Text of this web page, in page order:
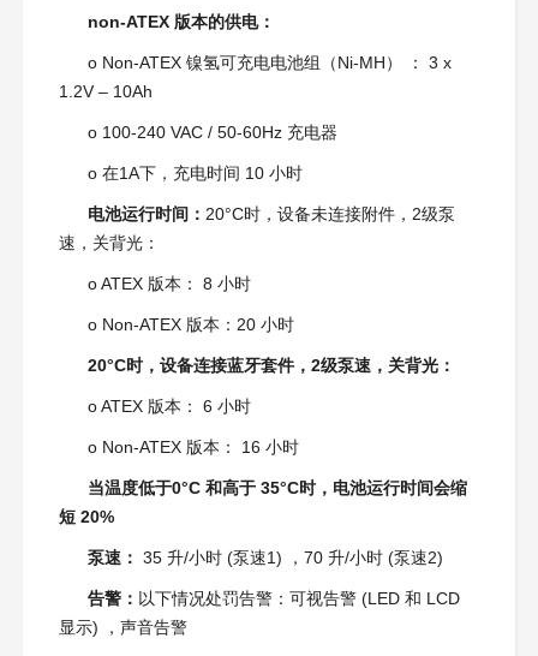
non-ATEX 版本的供电：
o Non-ATEX 镍氢可充电电池组（Ni-MH） ： 3 x
1.2V – 10Ah
o 100-240 VAC / 50-60Hz 充电器
o 在1A下，充电时间 10 小时
电池运行时间： 20°C时，设备未连接附件，2级泵
速，关背光：
o ATEX 版本： 8 小时
o Non-ATEX 版本：20 小时
20°C时，设备连接蓝牙套件，2级泵速，关背光：
o ATEX 版本： 6 小时
o Non-ATEX 版本： 16 小时
当温度低于0°C 和高于 35°C时，电池运行时间会缩
短 20%
泵速： 35 升/小时 (泵速1) ，70 升/小时 (泵速2)
告警： 以下情况处罚告警：可视告警 (LED 和 LCD
显示) ，声音告警